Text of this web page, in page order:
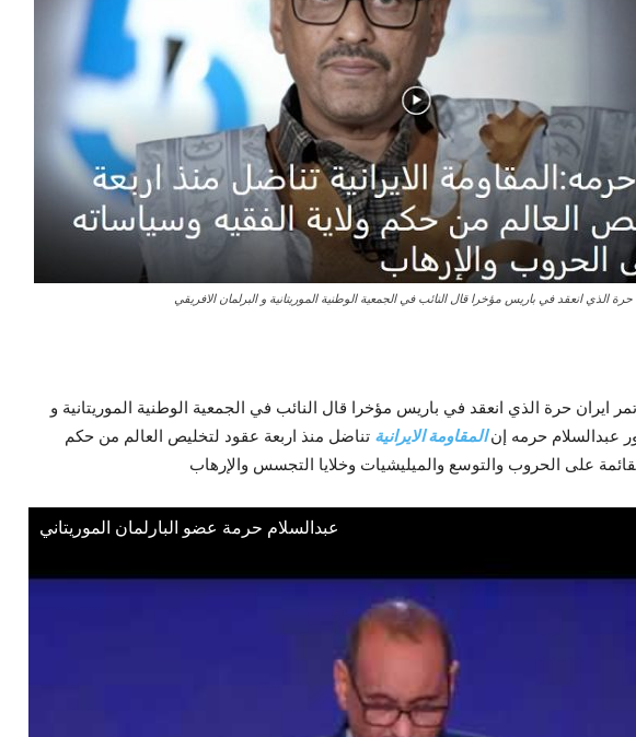
الذي انعقد في باريس مؤخرا قال النائب في الجمعية الوطنية الموريتانية و البرلمان الافريقي
ايران حرة الذي انعقد في باريس مؤخرا قال النائب في الجمعية الوطنية الموريتانية و
عبدالسلام حرمه إنالمقاومة الايرانية تناضل منذ اربعة عقود لتخليص العالم من حكم
على الحروب والتوسع والميليشيات وخلايا التجسس والإرهاب
عبدالسلام حرمة عضو البارلمان الموريتاني